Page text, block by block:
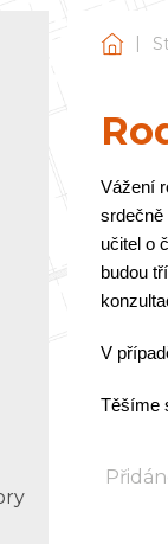
|
Vážení
srdečně
učitel o
budou
V
Těšíme